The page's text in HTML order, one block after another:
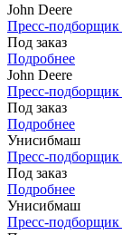
John Deere
Пресс-подборщик
Под заказ
Подробнее
John Deere
Пресс-подборщик
Под заказ
Подробнее
Унисибмаш
Пресс-
Под заказ
Подробнее
Унисибмаш
Пресс-